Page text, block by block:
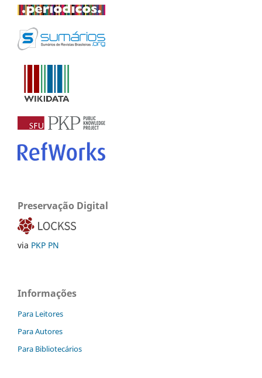
Preservação Digital
via PKP PN
Informações
Para Leitores
Para Autores
Para Bibliotecários